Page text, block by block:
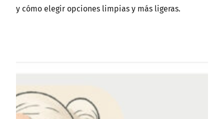
y cómo elegir opciones limpias y más ligeras.